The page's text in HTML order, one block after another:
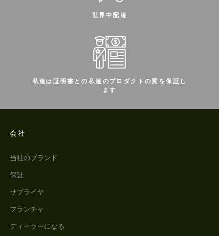
世界中配達
私達は証明書との私達のプロダクトの質を保証し
ます
会社
当社のブランド
保証
サプライヤ
フランチャ
ディーラーになる